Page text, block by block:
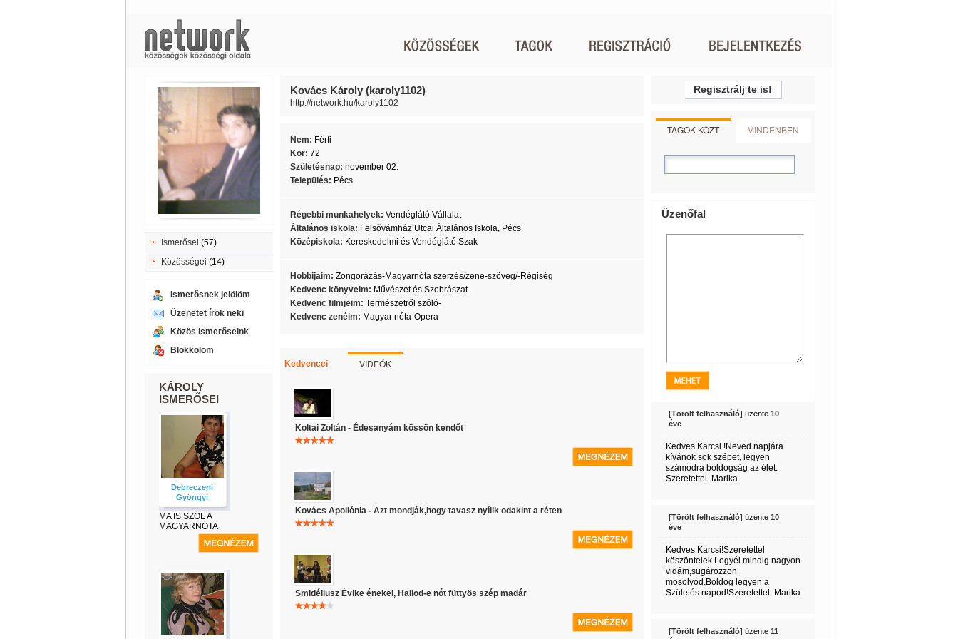
Ismerősei (57)
Közösségei (14)
Ismerősnek jelölöm
Üzenetet írok neki
Közös ismerőseink
Blokkolom
KÁROLY
ISMERŐSEI
Debreczeni
Gyöngyi
MA IS SZÓL A
MAGYARNÓTA
Kovács Károly (karoly1102)
http://network.hu/karoly1102
Nem: Férfi
Kor: 72
Születésnap: november 02.
Település: Pécs
Régebbi munkahelyek: Vendéglátó Vállalat
Általános iskola: Felsõvámház Utcai Általános Iskola, Pécs
Középiskola: Kereskedelmi és Vendéglátó Szak
Hobbijaim: Zongorázás-Magyarnóta szerzés/zene-szöveg/-Régiség
Kedvenc könyveim: Művészet és Szobrászat
Kedvenc filmjeim: Természetről szóló-
Kedvenc zenéim: Magyar nóta-Opera
Kedvencei VIDEÓK
Koltai Zoltán - Édesanyám kössön kendőt
Kovács Apollónia - Azt mondják,hogy tavasz nyílik odakint a réten
Smidéliusz Évike énekel, Hallod-e nót füttyös szép madár
Regisztrálj te is!
TAGOK KÖZT MINDENBEN
Üzenőfal
[Törölt felhasználó] üzente 10
éve
Kedves Karcsi !Neved napjára
kívánok sok szépet, legyen
számodra boldogság az élet.
Szeretettel. Marika.
[Törölt felhasználó] üzente 10
éve
Kedves Karcsi!Szeretettel
köszöntelek Legyél mindig nagyon
vidám,sugározzon
mosolyod.Boldog legyen a
Születés napod!Szeretettel. Marika
[Törölt felhasználó] üzente 11